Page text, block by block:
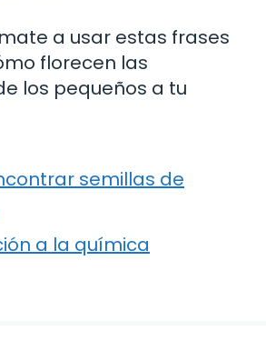
a usar estas frases
florecen las
los pequeños a tu
semillas de
a la química